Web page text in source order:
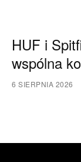
HUF i
wspólna
6 SIERPNIA 2026